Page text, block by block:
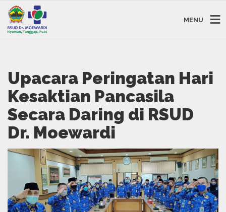
MENU
Upacara Peringatan Hari
Kesaktian Pancasila
Secara Daring di RSUD
Dr. Moewardi